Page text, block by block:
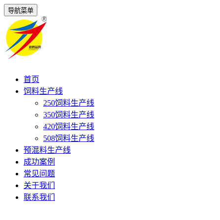
导航菜单
首页
饲料生产线
250饲料生产线
350饲料生产线
420饲料生产线
508饲料生产线
预混料生产线
成功案例
常见问题
关于我们
联系我们